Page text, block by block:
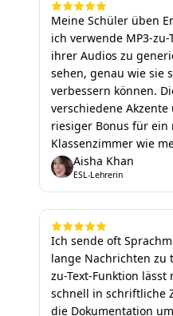
Meine Schüler üben
ich verwende MP3-
ihrer Audios zu
sehen, genau wie sie
verbessern können.
verschiedene
riesiger Bonus für
Klassenzimmer wie
Aisha Khan
ESL-Lehrerin
Ich sende oft
lange Nachrichten zu
zu-Text-Funktion lässt
schnell in schriftliche
die Dokumentation